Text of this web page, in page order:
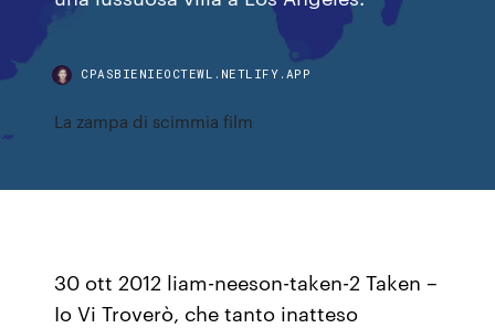
CPASBIENIEOCTEWL.NETLIFY.APP
La zampa di scimmia film
30 ott 2012 liam-neeson-taken-2 Taken –
Io Vi Troverò, che tanto inatteso